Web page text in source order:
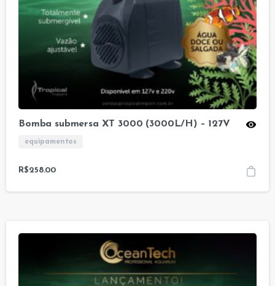
Bomba submersa XT 3000 (3000L/H) – 127V
equipamentos
R$258.00